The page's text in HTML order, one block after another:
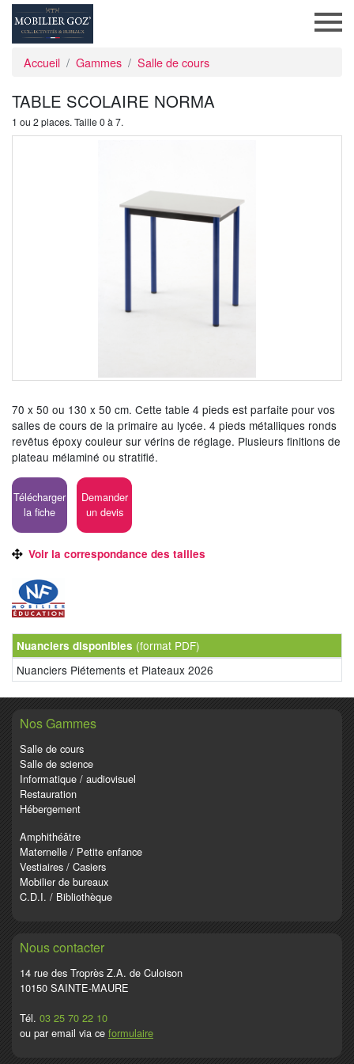
Accueil Gammes Salle de cours
TABLE SCOLAIRE NORMA
1 ou 2 places. Taille 0 à 7.
70 x 50 ou 130 x 50 cm. Cette table 4 pieds est parfaite pour vos
salles de cours de la primaire au lycée. 4 pieds métalliques ronds
revêtus époxy couleur sur vérins de réglage. Plusieurs finitions de
plateau mélaminé ou stratifié.
Télécharger
la fiche
Demander
un devis
Voir la correspondance des tailles
Nuanciers disponibles (format PDF)
Nuanciers Piétements et Plateaux 2026
Nos Gammes
Salle de cours
Salle de science
Informatique / audiovisuel
Restauration
Hébergement
Amphithéâtre
Maternelle / Petite enfance
Vestiaires / Casiers
Mobilier de bureaux
C.D.I. / Bibliothèque
Nous contacter
14 rue des Troprès Z.A. de Culoison
10150 SAINTE-MAURE
Tél. 03 25 70 22 10
ou par email via ce formulaire